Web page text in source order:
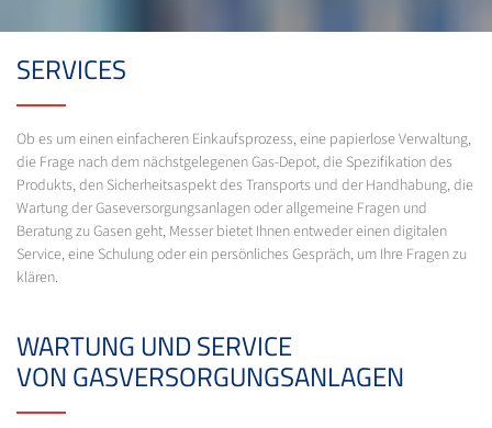
SERVICES
Ob es um einen einfacheren Einkaufsprozess, eine papierlose Verwaltung,
die Frage nach dem nächstgelegenen Gas-Depot, die Spezifikation des
Produkts, den Sicherheitsaspekt des Transports und der Handhabung, die
Wartung der Gaseversorgungsanlagen oder allgemeine Fragen und
Beratung zu Gasen geht, Messer bietet Ihnen entweder einen digitalen
Service, eine Schulung oder ein persönliches Gespräch, um Ihre Fragen zu
klären.
WARTUNG UND SERVICE
VON GASVERSORGUNGSANLAGEN